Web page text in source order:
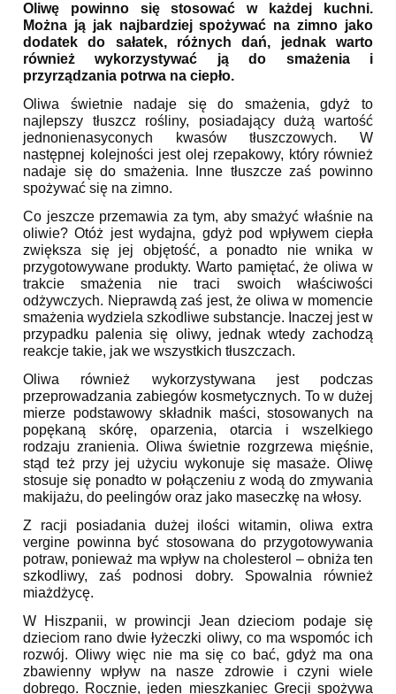
Oliwę powinno się stosować w każdej kuchni.
Można ją jak najbardziej spożywać na zimno jako
dodatek do sałatek, różnych dań, jednak warto
również wykorzystywać ją do smażenia i
przyrządzania potrwa na ciepło.
Oliwa świetnie nadaje się do smażenia, gdyż to
najlepszy tłuszcz rośliny, posiadający dużą wartość
jednonienasyconych kwasów tłuszczowych. W
następnej kolejności jest olej rzepakowy, który również
nadaje się do smażenia. Inne tłuszcze zaś powinno
spożywać się na zimno.
Co jeszcze przemawia za tym, aby smażyć właśnie na
oliwie? Otóż jest wydajna, gdyż pod wpływem ciepła
zwiększa się jej objętość, a ponadto nie wnika w
przygotowywane produkty. Warto pamiętać, że oliwa w
trakcie smażenia nie traci swoich właściwości
odżywczych. Nieprawdą zaś jest, że oliwa w momencie
smażenia wydziela szkodliwe substancje. Inaczej jest w
przypadku palenia się oliwy, jednak wtedy zachodzą
reakcje takie, jak we wszystkich tłuszczach.
Oliwa również wykorzystywana jest podczas
przeprowadzania zabiegów kosmetycznych. To w dużej
mierze podstawowy składnik maści, stosowanych na
popękaną skórę, oparzenia, otarcia i wszelkiego
rodzaju zranienia. Oliwa świetnie rozgrzewa mięśnie,
stąd też przy jej użyciu wykonuje się masaże. Oliwę
stosuje się ponadto w połączeniu z wodą do zmywania
makijażu, do peelingów oraz jako maseczkę na włosy.
Z racji posiadania dużej ilości witamin, oliwa extra
vergine powinna być stosowana do przygotowywania
potraw, ponieważ ma wpływ na cholesterol – obniża ten
szkodliwy, zaś podnosi dobry. Spowalnia również
miażdżycę.
W Hiszpanii, w prowincji Jean dzieciom podaje się
dzieciom rano dwie łyżeczki oliwy, co ma wspomóc ich
rozwój. Oliwy więc nie ma się co bać, gdyż ma ona
zbawienny wpływ na nasze zdrowie i czyni wiele
dobrego. Rocznie, jeden mieszkaniec Grecji spożywa